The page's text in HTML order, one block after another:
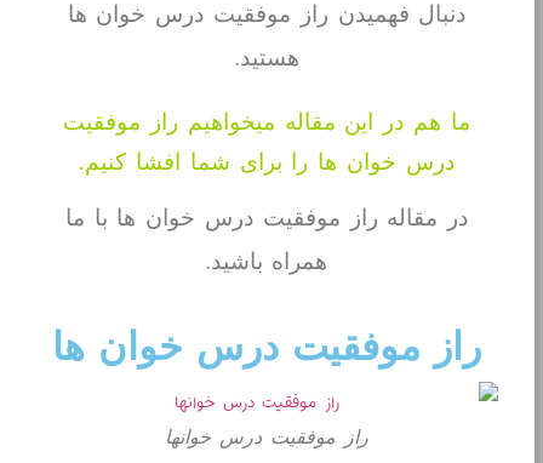
دنبال فهمیدن راز موفقیت درس خوان ها
هستید.
ما هم در این مقاله میخواهیم راز موفقیت
درس خوان ها را برای شما افشا کنیم.
در مقاله راز موفقیت درس خوان ها با ما
همراه باشید.
راز موفقیت درس خوان ها
راز موفقیت درس خوانها